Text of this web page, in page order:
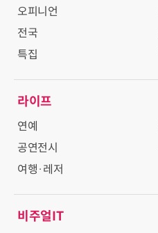
오피니언
전국
특집
라이프
연예
공연전시
여행·레저
비주얼IT